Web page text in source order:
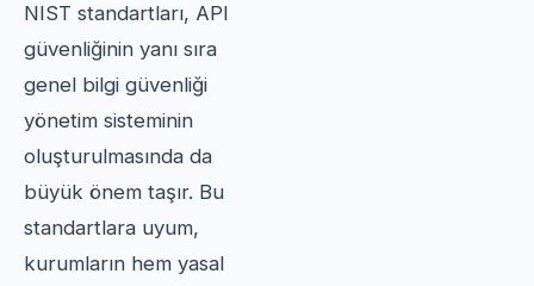
NIST standartları, API
güvenliğinin yanı sıra
genel bilgi güvenliği
yönetim sisteminin
oluşturulmasında da
büyük önem taşır. Bu
standartlara uyum,
kurumların hem yasal